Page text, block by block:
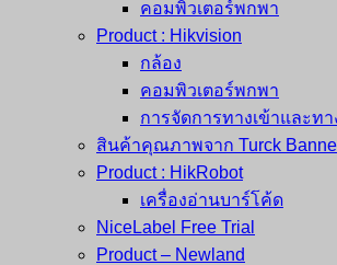
คอมพิวเตอร์พกพา
Product : Hikvision
กล้อง
คอมพิวเตอร์พกพา
การจัดการทางเข้าและท
สินค้าคุณภาพจาก Turck
Product : HikRobot
เครื่องอ่านบาร์โค้ด
NiceLabel Free Trial
Product – Newland